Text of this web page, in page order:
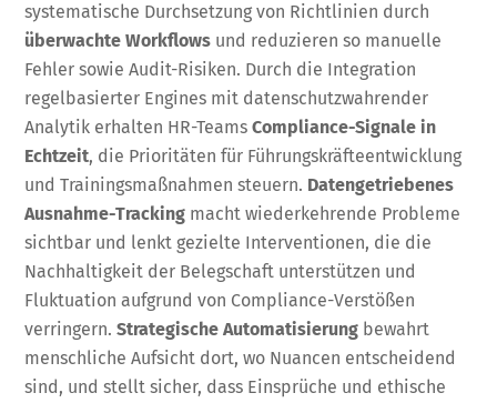
systematische Durchsetzung von Richtlinien durch
überwachte Workflows und reduzieren so manuelle
Fehler sowie Audit-Risiken. Durch die Integration
regelbasierter Engines mit datenschutzwahrender
Analytik erhalten HR-TeamsCompliance-Signale in
Echtzeit, die Prioritäten für Führungskräfteentwicklung
und Trainingsmaßnahmen steuern. Datengetriebenes
Ausnahme-Tracking macht wiederkehrende Probleme
sichtbar und lenkt gezielte Interventionen, die die
Nachhaltigkeit der Belegschaft unterstützen und
Fluktuation aufgrund von Compliance-Verstößen
verringern.Strategische Automatisierung bewahrt
menschliche Aufsicht dort, wo Nuancen entscheidend
sind, und stellt sicher, dass Einsprüche und ethische